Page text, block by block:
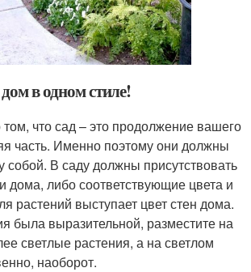
в одном стиле!
что сад – это продолжение вашего
часть. Именно поэтому они должны
собой. В саду должны присутствовать
дома, либо соответствующие цвета и
растений выступает цвет стен дома.
была выразительной, разместите на
светлые растения, а на светлом
наоборот.